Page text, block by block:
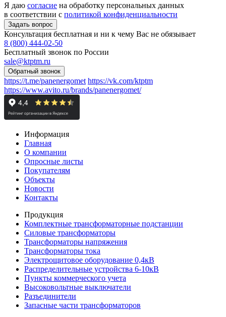
Я даю согласие на обработку персональных данных
в соответствии с политикой конфиденциальности
Консультация бесплатная и ни к чему Вас не обязывает
8 (800) 444-02-50
Бесплатный звонок по России
sale@ktptm.ru
https://t.me/panenergomet https://vk.com/ktptm
https://www.avito.ru/brands/panenergomet/
Информация
Главная
О компании
Опросные листы
Покупателям
Объекты
Новости
Контакты
Продукция
Комплектные трансформаторные подстанции
Силовые трансформаторы
Трансформаторы напряжения
Трансформаторы тока
Электрощитовое оборудование 0,4кВ
Распределительные устройства 6-10кВ
Пункты коммерческого учета
Высоковольтные выключатели
Разъединители
Запасные части трансформаторов